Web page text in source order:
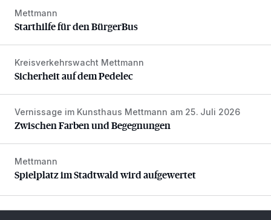
Starthilfe für den BürgerBus
Mettmann
Starthilfe für den BürgerBus
Sicherheit auf dem Pedelec
Kreisverkehrswacht Mettmann
Sicherheit auf dem Pedelec
Zwischen Farben und Begegnungen
Vernissage im Kunsthaus Mettmann am 25. Juli 2026
Zwischen Farben und Begegnungen
Spielplatz im Stadtwald wird aufgewertet
Mettmann
Spielplatz im Stadtwald wird aufgewertet